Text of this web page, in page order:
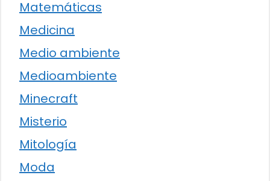
Matemáticas
Medicina
Medio ambiente
Medioambiente
Minecraft
Misterio
Mitología
Moda